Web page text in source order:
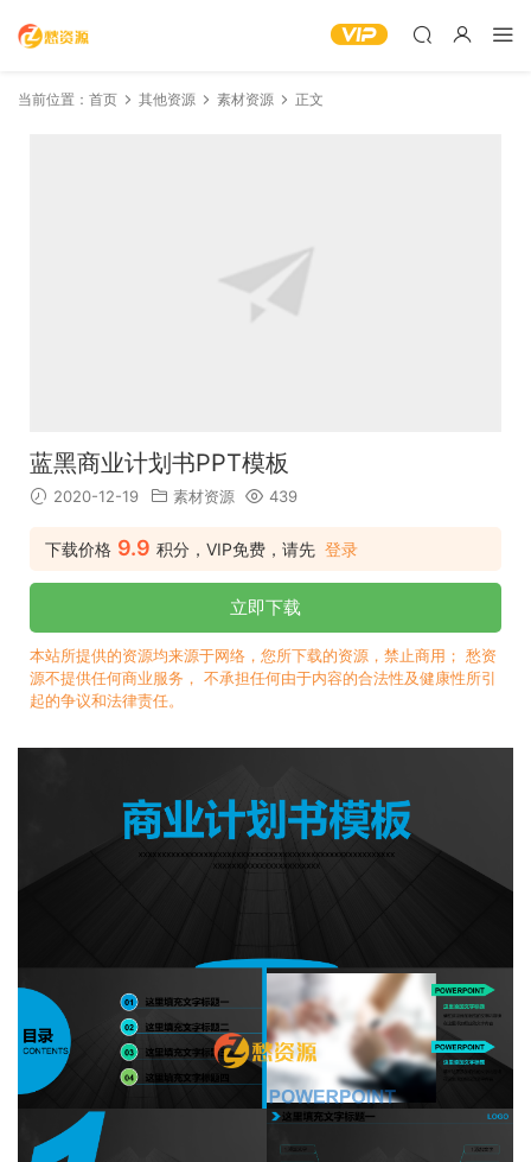
当前位置： 首页 其他资源 素材资源 正文
蓝黑商业计划书PPT模板
2020-12-19 素材资源 439
下载价格 9.9 积分，VIP免费，请先 登录
立即下载
本站所提供的资源均来源于网络，您所下载的资源，禁止商用； 愁资
源不提供任何商业服务， 不承担任何由于内容的合法性及健康性所引
起的争议和法律责任。